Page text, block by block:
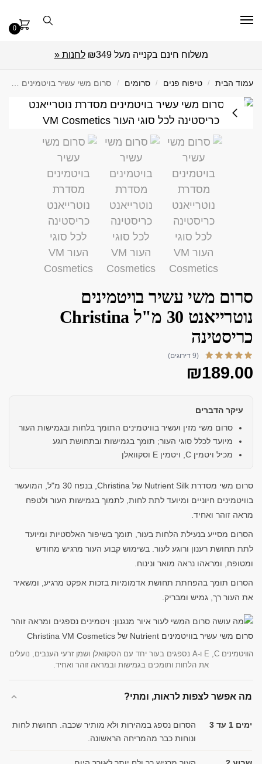
0
משלוח חינם בקנייה מעל ₪349 לחנות «
עמוד הבית / טיפוח פנים / סרומים / סרום משי עשיר בויטמינים נוטרייאנט 30 מ"ל Christina כריסטינה
סרום משי עשיר בויטמינים
נוטרייאנט 30 מ"ל Christina
כריסטינה
(9 דירוגים)
₪189.00
עיקר הדברים
סרום משי מזין ועשיר בוויטמינים התומך בלחות ובגמישות העור
מיועד לכלל סוגי העור; תומך בגמישות ובתחושת רוגע
מכיל ויטמין C, ויטמין E וסקוואלן
סרום משי מסדרת Nutrient Silk של Christina, בנפח 30 מ"ל, המועשר
בוויטמינים חיוניים ומיועד לתת לחות, לתמוך בגמישות העור ולטפח
מראה זוהר ואחיד.
הסרום מסייע בנעילת הלחות בעור, תומך בשיפור האלסטיות ומיועד
לתת תחושת רענון ורוגע לעור. בשימוש קבוע העור מרגיש מחודש
ומטופח, ומראהו נראה מואר ונינוח.
הסרום תומך בהפחתת תחושת אדמומיות בזכות אפקט מרגיע, ומשאיר
את העור רך, גמיש ומבריק.
הוויטמינים C‏, E ו-A נספגים בעור יחד עם הסקוואלן ושמן זרעי הענבים, נועלים
את הלחות ותומכים בגמישות ובמראה זוהר ואחיד.
מה אפשר לצפות לראות, ומתי?
ימים 1 עד 3
הסרום נספג במהירות ולא מותיר שכבה. תחושת לחות
ונוחות כבר מהמריחה הראשונה.